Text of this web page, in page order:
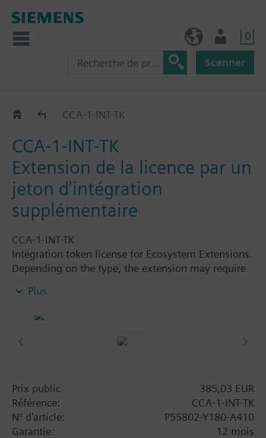
0
Scanner
CCA-..-..CCA-1-INT-TK
CCA-1-INT-TK
Extension de la licence par un
jeton d'intégration
supplémentaire
CCA-1-INT-TK
Integration token license for Ecosystem Extensions.
Depending on the type, the extension may require
Please refer to the Desigo CC Family Sales Policy or
Plus
Prix public
385,03 EUR
Référence:
CCA-1-INT-TK
N° d'article:
P55802-Y180-A410
Garantie:
12 mois